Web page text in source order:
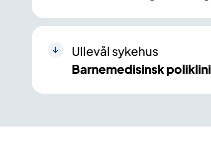
Ullevål sykehus
Barnemedisinsk